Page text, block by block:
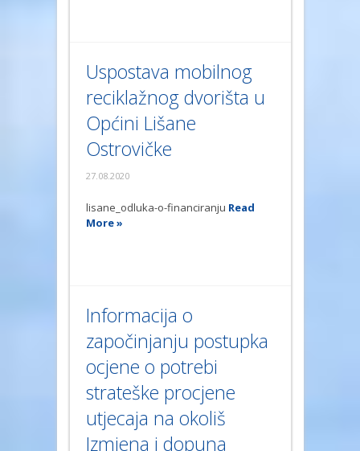
Uspostava mobilnog
reciklažnog dvorišta u
Općini Lišane
Ostrovičke
27.08.2020
lisane_odluka-o-financiranju Read
More »
Informacija o
započinjanju postupka
ocjene o potrebi
strateške procjene
utjecaja na okoliš
Izmjena i dopuna